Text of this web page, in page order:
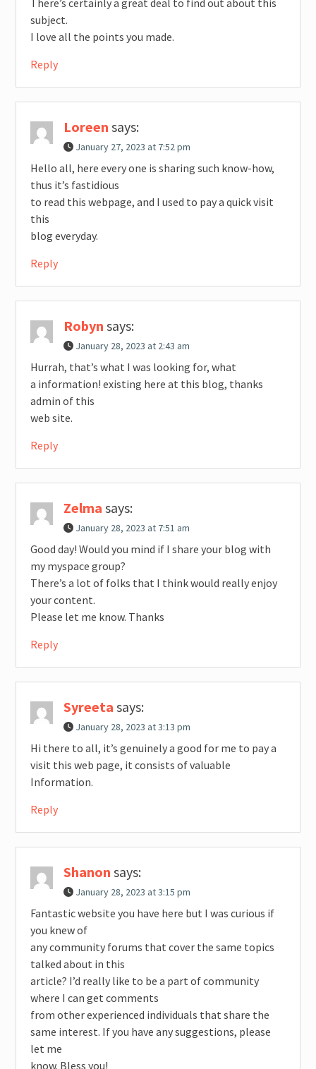
subject.
I love all the points you made.
Reply
Loreen says:
January 27, 2023 at 7:52 pm
Hello all, here every one is sharing such know-how,
thus it’s fastidious
to read this webpage, and I used to pay a quick visit
this
blog everyday.
Reply
Robyn says:
January 28, 2023 at 2:43 am
Hurrah, that’s what I was looking for, what
a information! existing here at this blog, thanks
admin of this
web site.
Reply
Zelma says:
January 28, 2023 at 7:51 am
Good day! Would you mind if I share your blog with
my myspace group?
There’s a lot of folks that I think would really enjoy
your content.
Please let me know. Thanks
Reply
Syreeta says:
January 28, 2023 at 3:13 pm
Hi there to all, it’s genuinely a good for me to pay a
visit this web page, it consists of valuable
Information.
Reply
Shanon says:
January 28, 2023 at 3:15 pm
Fantastic website you have here but I was curious if
you knew of
any community forums that cover the same topics
talked about in this
article? I’d really like to be a part of community
where I can get comments
from other experienced individuals that share the
same interest. If you have any suggestions, please
let me
know. Bless you!